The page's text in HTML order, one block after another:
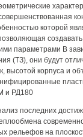
которой
параметрами В
(ТЗ), они будут
высотой корпуса и
и РД180
последних
рельефов на